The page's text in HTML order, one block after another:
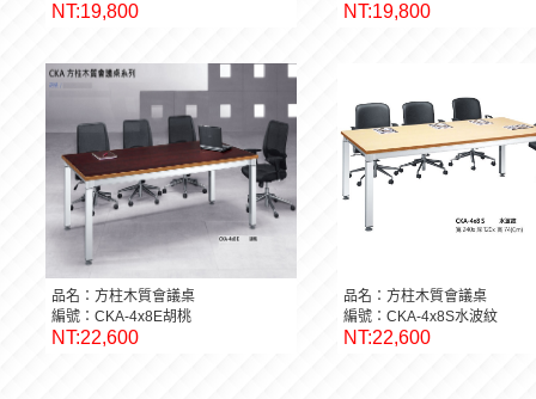
NT:19,800 NT:19,800
品名：方柱木質會議桌
編號：CKA-4x8E胡桃
NT:22,600
品名：方柱木質會議桌
編號：CKA-4x8S水波紋
NT:22,600